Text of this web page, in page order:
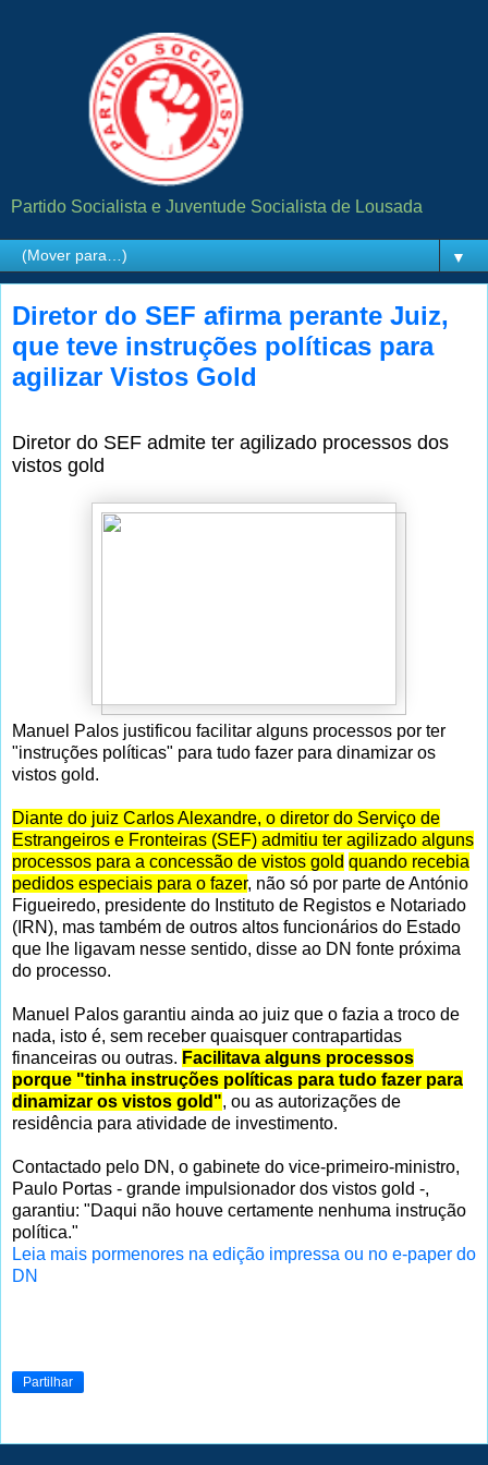
Partido Socialista e Juventude Socialista de Lousada
▼
Diretor do SEF afirma perante Juiz,
que teve instruções políticas para
agilizar Vistos Gold
Diretor do SEF admite ter agilizado processos dos
vistos gold
Manuel Palos justificou facilitar alguns processos por ter
"instruções políticas" para tudo fazer para dinamizar os
vistos gold.
Diante do juiz Carlos Alexandre, o diretor do Serviço de
Estrangeiros e Fronteiras (SEF) admitiu ter agilizado alguns
processos para a concessão de vistos gold quando recebia
pedidos especiais para o fazer, não só por parte de António
Figueiredo, presidente do Instituto de Registos e Notariado
(IRN), mas também de outros altos funcionários do Estado
que lhe ligavam nesse sentido, disse ao DN fonte próxima
do processo.
Manuel Palos garantiu ainda ao juiz que o fazia a troco de
nada, isto é, sem receber quaisquer contrapartidas
financeiras ou outras. Facilitava alguns processos
porque "tinha instruções políticas para tudo fazer para
dinamizar os vistos gold", ou as autorizações de
residência para atividade de investimento.
Contactado pelo DN, o gabinete do vice-primeiro-ministro,
Paulo Portas - grande impulsionador dos vistos gold -,
garantiu: "Daqui não houve certamente nenhuma instrução
política."
Leia mais pormenores na edição impressa ou no e-paper do
DN
Partilhar